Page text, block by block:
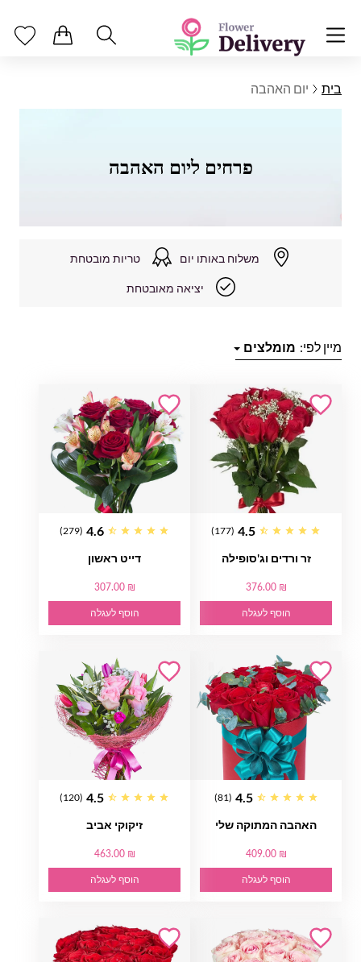
בית יום האהבה
פרחים ליום האהבה
משלוח באותו יום טריות מובטחת
יציאה מאובטחת
מיין לפי: מומלצים
4.5
(177)
זר ורדים וג'סופילה
376.00 ₪
הוסף לעגלה
4.6
(279)
דייט ראשון
307.00 ₪
הוסף לעגלה
4.5
(81)
האהבה המתוקה שלי
409.00 ₪
הוסף לעגלה
4.5
(120)
זיקוקי אביב
463.00 ₪
הוסף לעגלה